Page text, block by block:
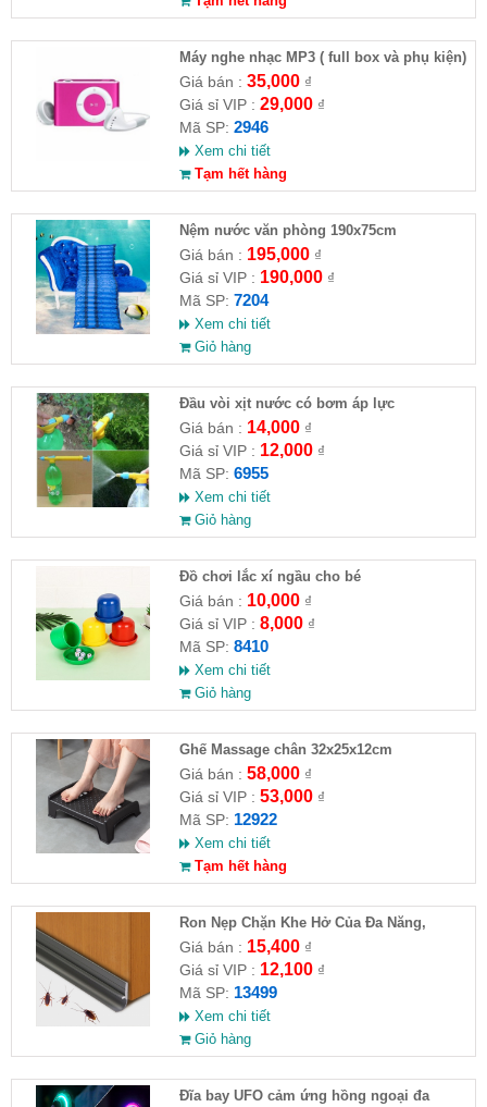
Máy nghe nhạc MP3 ( full box và phụ kiện)
Giá bán : 35,000₫
Giá sỉ VIP : 29,000₫
Mã SP: 2946
Xem chi tiết
Tạm hết hàng
Nệm nước văn phòng 190x75cm
Giá bán : 195,000₫
Giá sỉ VIP : 190,000₫
Mã SP: 7204
Xem chi tiết
Giỏ hàng
Đầu vòi xịt nước có bơm áp lực
Giá bán : 14,000₫
Giá sỉ VIP : 12,000₫
Mã SP: 6955
Xem chi tiết
Giỏ hàng
Đồ chơi lắc xí ngầu cho bé
Giá bán : 10,000₫
Giá sỉ VIP : 8,000₫
Mã SP: 8410
Xem chi tiết
Giỏ hàng
Ghế Massage chân 32x25x12cm
Giá bán : 58,000₫
Giá sỉ VIP : 53,000₫
Mã SP: 12922
Xem chi tiết
Tạm hết hàng
Ron Nẹp Chặn Khe Hở Của Đa Năng,
Chống Côn Trùng( HĐ )
Giá bán : 15,400₫
Giá sỉ VIP : 12,100₫
Mã SP: 13499
Xem chi tiết
Giỏ hàng
Đĩa bay UFO cảm ứng hồng ngoại đa